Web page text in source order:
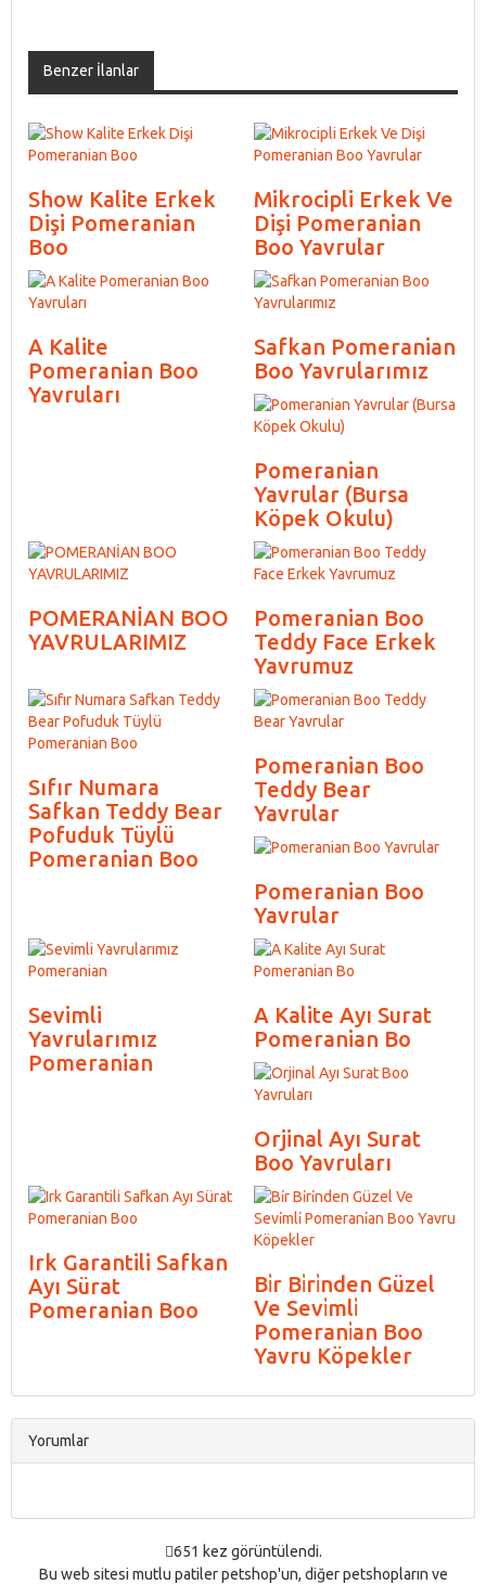
Benzer İlanlar
Show Kalite Erkek
Dişi Pomeranian
Boo
Mikrocipli Erkek Ve
Dişi Pomeranian
Boo Yavrular
A Kalite
Pomeranian Boo
Yavruları
Safkan Pomeranian
Boo Yavrularımız
Pomeranian
Yavrular (Bursa
Köpek Okulu)
POMERANİAN BOO
YAVRULARIMIZ
Pomeranian Boo
Teddy Face Erkek
Yavrumuz
Sıfır Numara
Safkan Teddy Bear
Pofuduk Tüylü
Pomeranian Boo
Pomeranian Boo
Teddy Bear
Yavrular
Pomeranian Boo
Yavrular
Sevimli
Yavrularımız
Pomeranian
A Kalite Ayı Surat
Pomeranian Bo
Orjinal Ayı Surat
Boo Yavruları
Irk Garantili Safkan
Ayı Sürat
Pomeranian Boo
Bi̇r Bi̇ri̇nden Güzel
Ve Sevi̇mli̇
Pomerani̇an Boo
Yavru Köpekler
Yorumlar
651 kez görüntülendi.
Bu web sitesi mutlu patiler petshop'un, diğer petshopların ve